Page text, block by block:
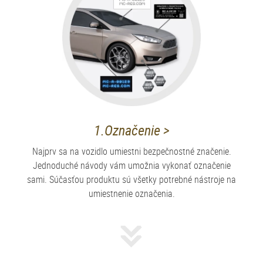
1.Označenie >
Najprv sa na vozidlo umiestni bezpečnostné značenie.
Jednoduché návody vám umožnia vykonať označenie
sami. Súčasťou produktu sú všetky potrebné nástroje na
umiestnenie označenia.